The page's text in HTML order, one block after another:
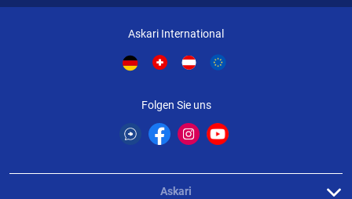
Askari International
Folgen Sie uns
Askari